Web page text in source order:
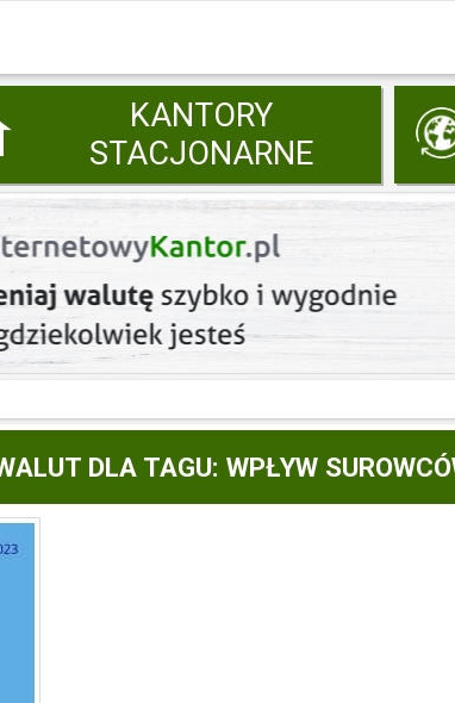
KANTORY
STACJONARNE
DLA TAGU: WPŁYW